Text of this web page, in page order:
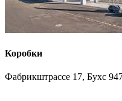
Коробки
Фабрикштрассе 17, Бухс